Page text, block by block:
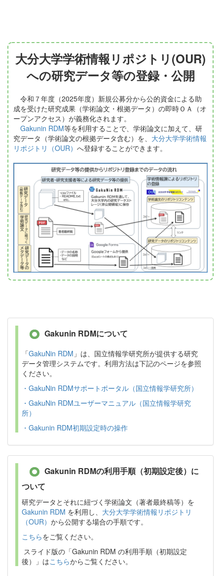
大分大学学術情報リポジトリ(OUR)
への研究データ等の登録・公開
令和７年度（2025年度）新規公募分から公的資金による助
成を受けた研究成果（学術論文・根拠データ）の即時ＯＡ（オ
ープンアクセス）が義務化されます。
Gakunin RDM等を利用することで、学術論文に加えて、研
究データ（学術論文の根拠データ含む）を、 大分大学学術情報
リポジトリ（OUR） へ登録することができます。
Gakunin RDMについて
「GakuNin RDM 」は、国立情報学研究所が提供する研究
データ管理システムです。利用方法は下記のページを参照
ください。
・GakuNin RDMサポートポータル（国立情報学研究所）
・GakuNin RDMユーザーマニュアル（国立情報学研究
所）
・Gakunin RDM初期設定時の操作
Gakunin RDMの利用手順（初期設定後）に
ついて
研究データとそれに紐づく学術論文（著者最終稿等）を
Gakunin RDM を利用し、 大分大学学術情報リポジトリ
（OUR） から公開する場合の手順です。
こちらをご覧ください。
スライド版の「Gakunin RDM の利用手順（初期設定
後）」はこちらからご覧ください。